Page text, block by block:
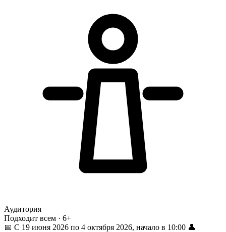
Аудитория
Подходит всем · 6+
📅 С 19 июня 2026 по 4 октября 2026, начало в 10:00 👤